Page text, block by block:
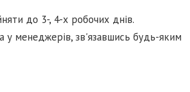
до 3-, 4-х робочих днів.
у менеджерів, зв'язавшись будь-яким